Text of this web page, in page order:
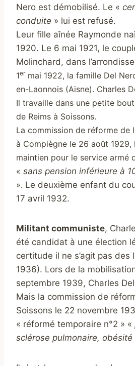
Nero est démobilisé. Le «
conduite » lui est refusé.
Leur fille aînée Raymonde
1920. Le 6 mai 1921, le
Molinchard, dans
1ermai 1922, la famille Del
en-Laonnois (Aisne). Charles
Il travaille dans une petite
de Reims à Soissons.
La commission de réforme de
à Compiègne le 26 août 1929,
maintien pour le service armé
« sans pension inférieure à
». Le deuxième enfant du
17 avril 1932.
Militant communiste,
été candidat à une élection
certitude il ne s’agit pas des
1936). Lors de la
septembre 1939, Charles
Mais la commission de
Soissons le 22 novembre
« réformé temporaire n°2 » «
sclérose pulmonaire, obésité